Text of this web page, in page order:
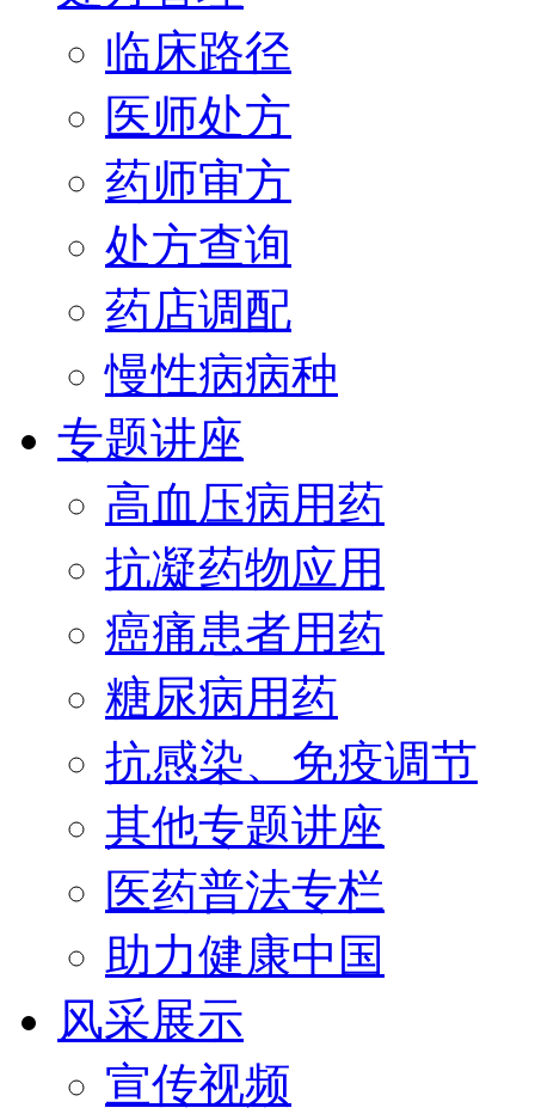
临床路径
医师处方
药师审方
处方查询
药店调配
慢性病病种
专题讲座
高血压病用药
抗凝药物应用
癌痛患者用药
糖尿病用药
抗感染、免疫调节
其他专题讲座
医药普法专栏
助力健康中国
风采展示
宣传视频